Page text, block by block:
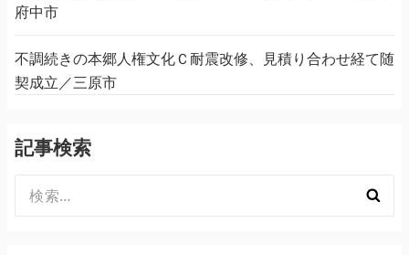
府中市
不調続きの本郷人権文化Ｃ耐震改修、見積り合わせ経て随
契成立／三原市
記事検索
索: